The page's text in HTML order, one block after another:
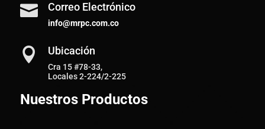
 Correo Electrónico
info@mrpc.com.co
 Ubicación
Cra 15 #78-33,
Locales 2-224/2-225
Nuestros Productos